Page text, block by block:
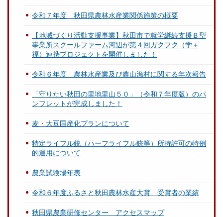
令和７年度 秋田県農林水産業関係施策の概要
【地域づくり活動支援事業】秋田市で就労継続支援Ｂ型
事業所スクールファーム河辺が第４回ガクフク（学＋
福）連携プロジェクトを開催しました！
令和６年度 農林水産業及び農山漁村に関する年次報告
「守りたい秋田の里地里山５０」（令和７年度版）のパ
ンフレットが完成しました！
麦・大豆国産化プランについて
特定ライフル銃（ハーフライフル銃等）所持許可の特例
的運用について
農業試験場年表
令和６年度ふるさと秋田農林水産大賞 受賞者の業績
秋田県農業研修センター アクセスマップ